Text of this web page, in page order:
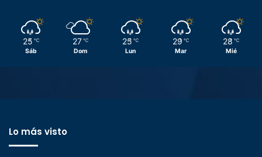
25 ℃
Sáb
27 ℃
Dom
25 ℃
Lun
29 ℃
Mar
28 ℃
Mié
Lo más visto